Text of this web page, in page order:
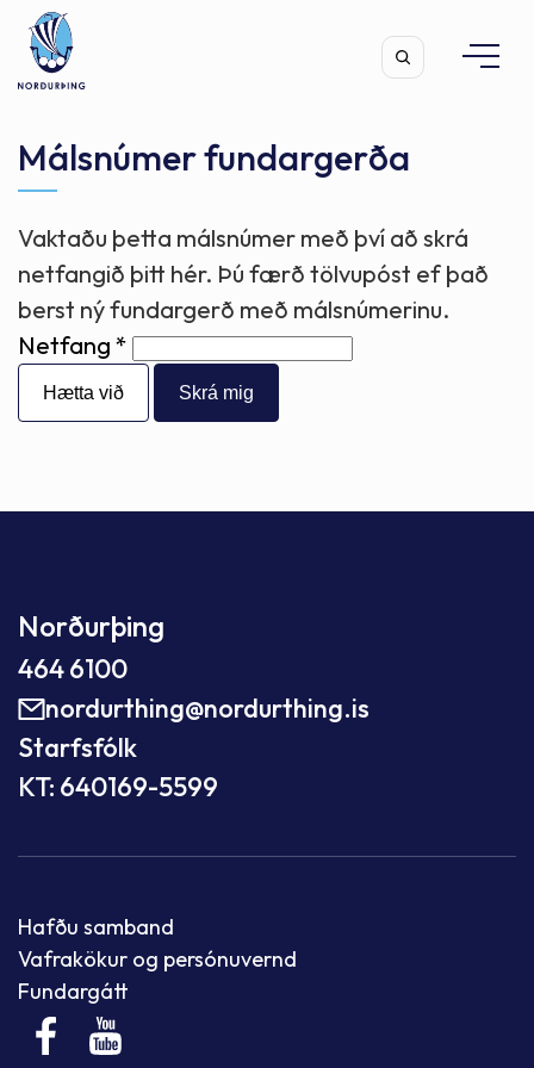
Leita
Málsnúmer fundargerða
Vaktaðu þetta málsnúmer með því að skrá
netfangið þitt hér. Þú færð tölvupóst ef það
berst ný fundargerð með málsnúmerinu.
Netfang
Hætta við
Norðurþing
464 6100
nordurthing@nordurthing.is
Starfsfólk
KT: 640169-5599
Hafðu samband
Vafrakökur og persónuvernd
Fundargátt